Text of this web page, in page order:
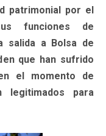
patrimonial por el
funciones de
salida a Bolsa de
que han sufrido
el momento de
para